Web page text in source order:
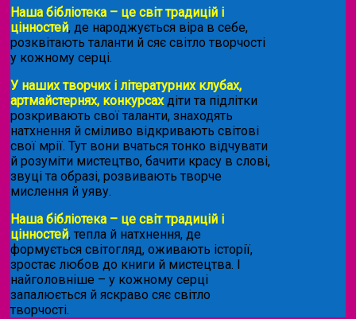
Наша бібліотека – це світ традицій і
цінностей, де народжується віра в себе,
розквітають таланти й сяє світло творчості
у кожному серці.
У наших творчих і літературних клубах,
артмайстернях, конкурсахдіти та підлітки
розкривають свої таланти, знаходять
натхнення й сміливо відкривають світові
свої мрії. Тут вони вчаться тонко відчувати
й розуміти мистецтво, бачити красу в слові,
звуці та образі, розвивають творче
мислення й уяву.
Наша бібліотека – це світ традицій і
цінностей, тепла й натхнення, де
формується світогляд, оживають історії,
зростає любов до книги й мистецтва. І
найголовніше – у кожному серці
запалюється й яскраво сяє світло
творчості.